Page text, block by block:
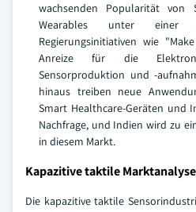
wachsenden Popularität von
Wearables unter einer
Regierungsinitiativen wie
Anreize für die
Sensorproduktion und -
hinaus treiben neue
Smart Healthcare-Geräten und
Nachfrage, und Indien wird zu
in diesem Markt.
Kapazitive taktile Marktanalyse
Die kapazitive taktile